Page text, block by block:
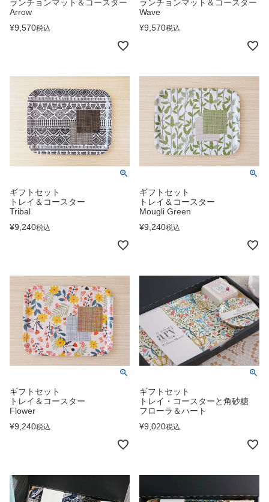
ランチョンマット＆コースター
Arrow
¥9,570税込
ランチョンマット＆コースター
Wave
¥9,570税込
ギフトセット
トレイ＆コースター
Tribal
¥9,240税込
ギフトセット
トレイ＆コースター
Mougli Green
¥9,240税込
ギフトセット
トレイ＆コースター
Flower
¥9,240税込
ギフトセット
トレイ・コースターと角砂糖
フローラ＆ハート
¥9,020税込